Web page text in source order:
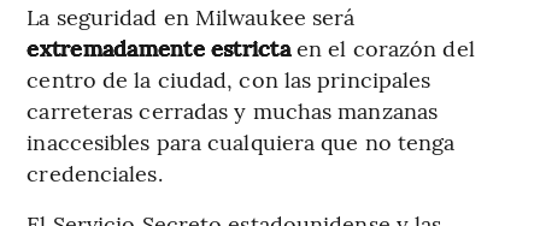
La seguridad en Milwaukee será
extremadamente estrictaen el corazón del
centro de la ciudad, con las principales
carreteras cerradas y muchas manzanas
inaccesibles para cualquiera que no tenga
credenciales.